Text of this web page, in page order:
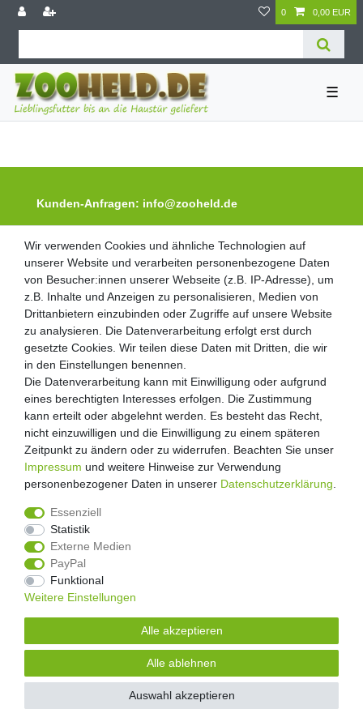
0 0,00 EUR
☰
Kunden-Anfragen: info@zooheld.de
Über uns
Zahlung und Versand
Retouren
Widerrufsrecht
Vertrag widerrufen
Geschäftsbedingungen
Datenschutzerklärung
Kontakt
Impressum
4.8/5
Unsere Artikel sind gelistet auf:
Alle Preise inklusive gesetzlicher Mehrwertsteuer und zuzüglich
Wir verwenden Cookies und ähnliche Technologien auf
unserer Website und verarbeiten personenbezogene Daten
von Besucher:innen unserer Webseite (z.B. IP-Adresse), um
z.B. Inhalte und Anzeigen zu personalisieren, Medien von
Drittanbietern einzubinden oder Zugriffe auf unsere Website
zu analysieren. Die Datenverarbeitung erfolgt erst durch
gesetzte Cookies. Wir teilen diese Daten mit Dritten, die wir
in den Einstellungen benennen.
Die Datenverarbeitung kann mit Einwilligung oder aufgrund
eines berechtigten Interesses erfolgen. Die Zustimmung
kann erteilt oder abgelehnt werden. Es besteht das Recht,
nicht einzuwilligen und die Einwilligung zu einem späteren
Zeitpunkt zu ändern oder zu widerrufen. Beachten Sie unser
Impressum und weitere Hinweise zur Verwendung
personenbezogener Daten in unserer Daten­schutz­erklärung
Essenziell
Statistik
Externe Medien
PayPal
Funktional
Weitere Einstellungen
Alle akzeptieren
Alle ablehnen
Auswahl akzeptieren
Wir verwenden Cookies und ähnliche Technologien auf
unserer Website und verarbeiten personenbezogene Daten
von Besucher:innen unserer Webseite (z.B. IP-Adresse), um
z.B. Inhalte und Anzeigen zu personalisieren, Medien von
Drittanbietern einzubinden oder Zugriffe auf unsere Website
zu analysieren. Die Datenverarbeitung erfolgt erst durch
gesetzte Cookies. Wir teilen diese Daten mit Dritten, die wir
in den Einstellungen benennen.
Die Datenverarbeitung kann mit Einwilligung oder aufgrund
eines berechtigten Interesses erfolgen. Die Zustimmung
kann erteilt oder abgelehnt werden. Es besteht das Recht,
nicht einzuwilligen und die Einwilligung zu einem späteren
Zeitpunkt zu ändern oder zu widerrufen. Beachten Sie unser
Impressum und weitere Hinweise zur Verwendung
personenbezogener Daten in unserer Daten­schutz­erklärung
Essenziell
Statistik
Externe Medien
PayPal
Funktional
Weitere Einstellungen
Alle akzeptieren
Alle ablehnen
Auswahl akzeptieren